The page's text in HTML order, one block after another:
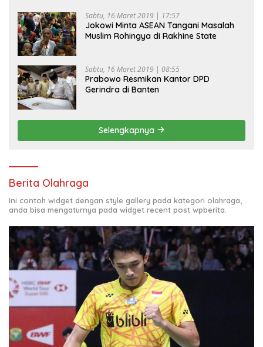
Sabtu, 16 Maret 2019 | 17:57
Jokowi Minta ASEAN Tangani Masalah
Muslim Rohingya di Rakhine State
Sabtu, 16 Maret 2019 | 08:55
Prabowo Resmikan Kantor DPD
Gerindra di Banten
Selengkapnya
Berita Olahraga
Ini contoh widget dengan style gallery pada kategori olahraga,
anda bisa mengaturnya pada widget recent post wpberita.